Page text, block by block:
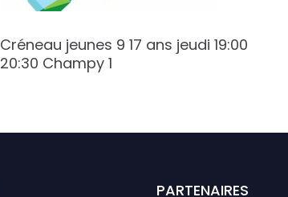
Créneau jeunes 9 17 ans jeudi 19:00
20:30 Champy 1
PARTENAIRES